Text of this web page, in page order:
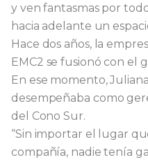
y ven fantasmas por
hacia adelante un
Hace dos años, la
EMC2 se fusionó con el
En ese momento,
desempeñaba como
del Cono Sur.
“Sin importar el lugar
compañía, nadie tenía